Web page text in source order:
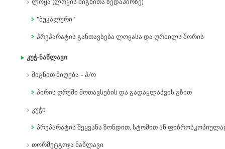
ლოყა (ლოყის შიგნითა ზედაპირზე)
"ბუკალური"
პრეპარატის განთავსება ლოყასა და ღრძილს შორის
კუჭ-ნაწლავი
შიგნით მიღება – პ/ო
პირის ღრუში მოთავსების და გადაყლაპვის გზით
კუჭი
პრეპარატის შეყვანა ზონდით, სტომით ან
თორმეტგოჯა ნაწლავი